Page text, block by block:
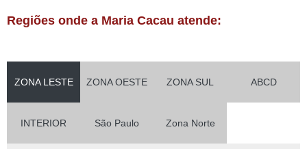
Regiões onde a Maria Cacau atende:
ZONA LESTE ZONA OESTE ZONA SUL ABCD
INTERIOR São Paulo Zona Norte